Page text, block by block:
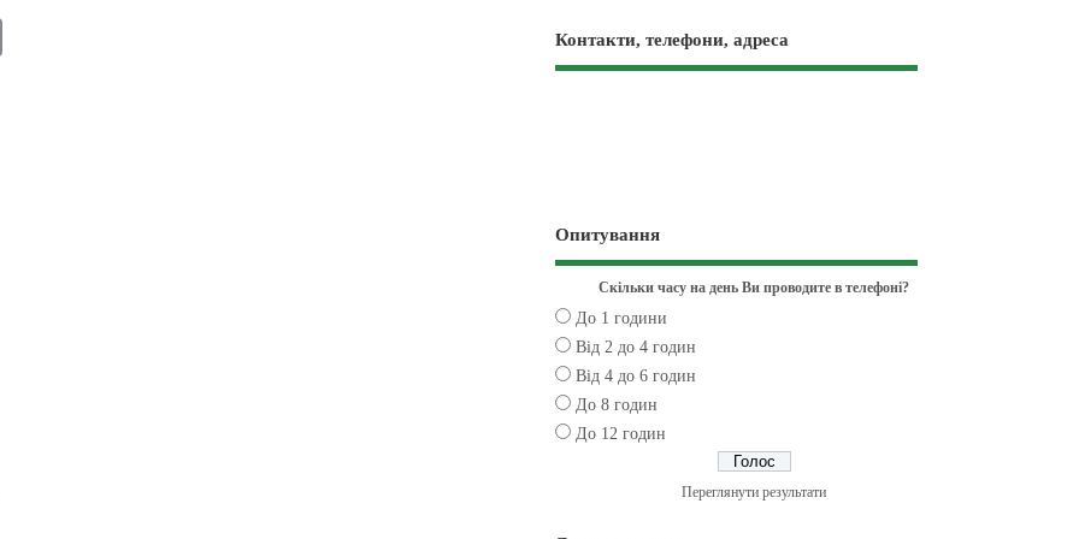
Контакти, телефони, адреса
Опитування
Скільки часу на день Ви проводите в телефоні?
До 1 години
Від 2 до 4 годин
Від 4 до 6 годин
До 8 годин
До 12 годин
Переглянути результати